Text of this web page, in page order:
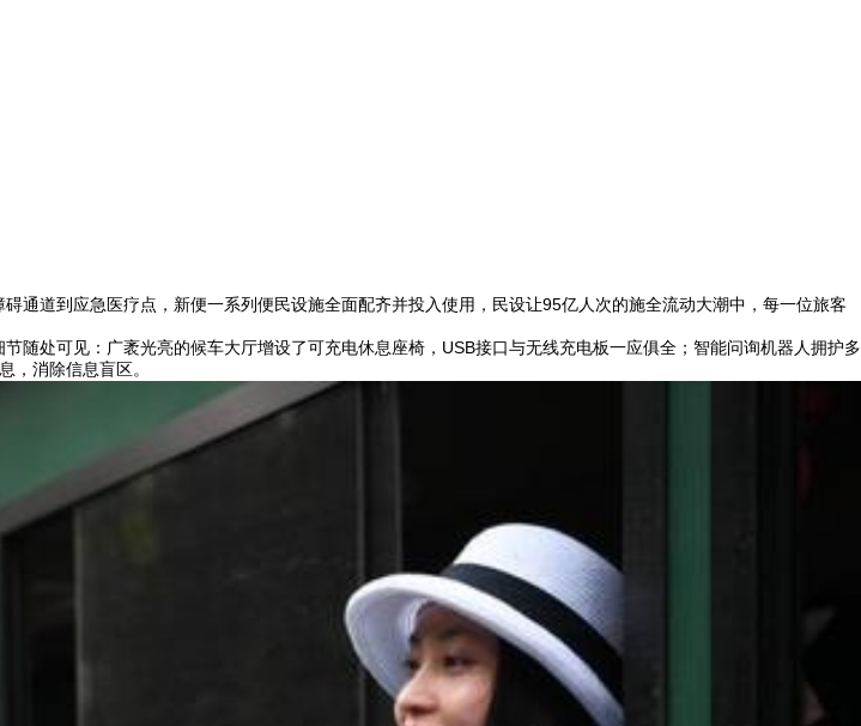
碍通道到应急医疗点，新便一系列便民设施全面配齐并投入使用，民设让95亿人次的施全流动大潮中，每一位旅客
随处可见：广袤光亮的候车大厅增设了可充电休息座椅，USB接口与无线充电板一应俱全；智能问询机器人拥护多
，消除信息盲区。